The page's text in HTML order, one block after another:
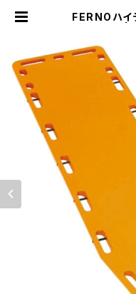
FERNOハ